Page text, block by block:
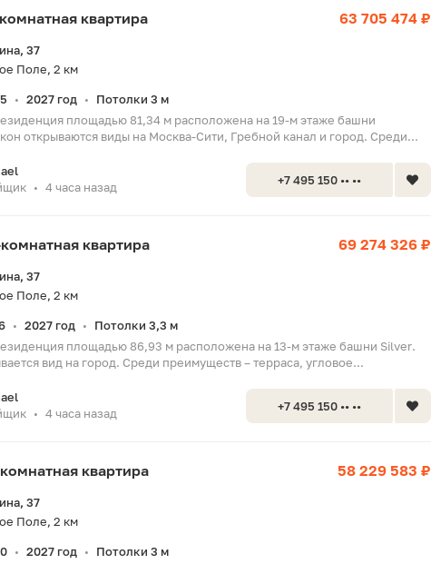
квартира 63 705 474 ₽
37
Поле, 2 км
• 2027 год •
Потолки 3 м
площадью 81,34 м расположена на 19-м этаже башни
открываются виды на Москва-Сити, Гребной канал и город. Среди...
• 4 часа назад +7 495 150 •• ••
квартира 69 274 326 ₽
37
Поле, 2 км
• 2027 год •
Потолки 3,3 м
площадью 86,93 м расположена на 13-м этаже башни Silver.
вид на город. Среди преимуществ – терраса, угловое...
• 4 часа назад +7 495 150 •• ••
квартира 58 229 583 ₽
37
Поле, 2 км
• 2027 год •
Потолки 3 м